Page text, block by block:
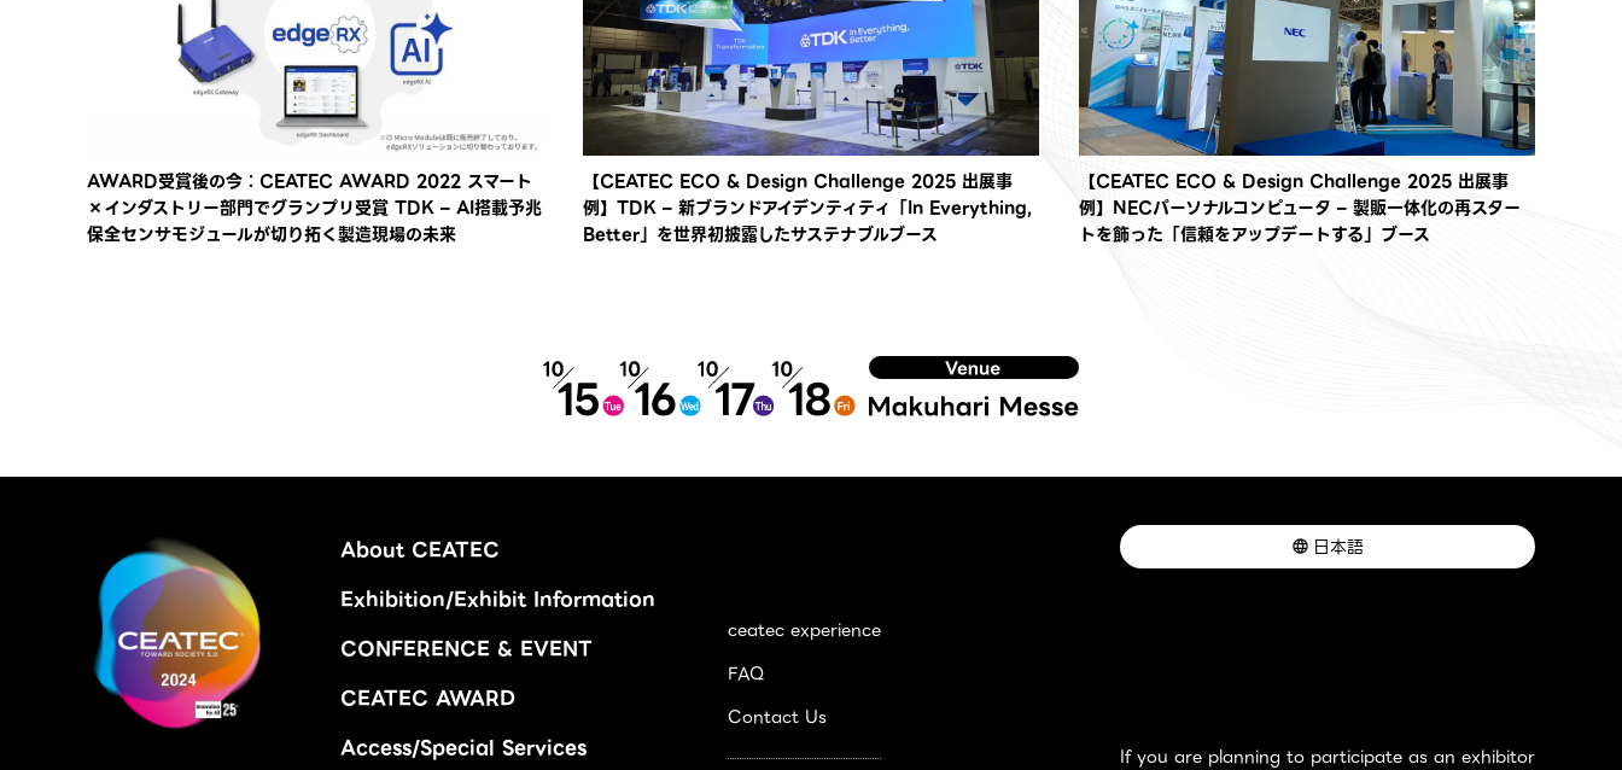
AWARD受賞後の今：CEATEC AWARD 2022 スマート
×インダストリー部門でグランプリ受賞 TDK – AI搭載予兆
保全センサモジュールが切り拓く製造現場の未来
【CEATEC ECO & Design Challenge 2025 出展事
例】TDK – 新ブランドアイデンティティ「In Everything,
Better」を世界初披露したサステナブルブース
【CEATEC ECO & Design Challenge 2025 出展事
例】NECパーソナルコンピュータ – 製販一体化の再スター
トを飾った「信頼をアップデートする」ブース
About CEATEC
Exhibition/Exhibit Information
CONFERENCE & EVENT
CEATEC AWARD
Access/Special Services
ceatec experience
FAQ
Contact Us
日本語
If you are planning to participate as an exhibitor